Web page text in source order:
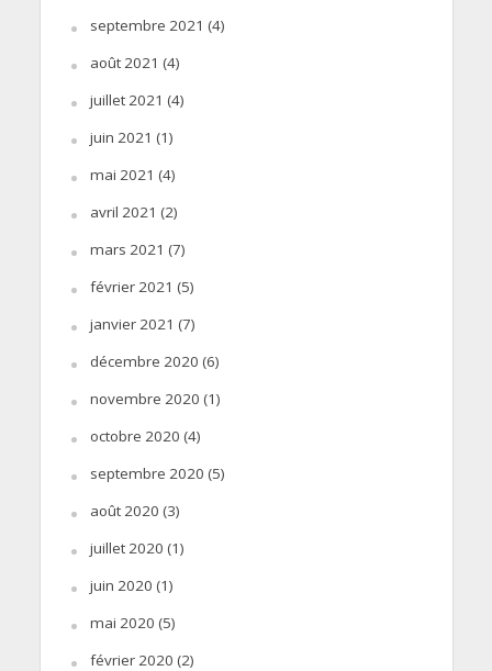
septembre 2021 (4)
août 2021 (4)
juillet 2021 (4)
juin 2021 (1)
mai 2021 (4)
avril 2021 (2)
mars 2021 (7)
février 2021 (5)
janvier 2021 (7)
décembre 2020 (6)
novembre 2020 (1)
octobre 2020 (4)
septembre 2020 (5)
août 2020 (3)
juillet 2020 (1)
juin 2020 (1)
mai 2020 (5)
février 2020 (2)